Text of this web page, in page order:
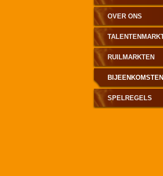
OVER ONS
RUILMARKTEN
BIJEENKOMSTEN
SPELREGELS